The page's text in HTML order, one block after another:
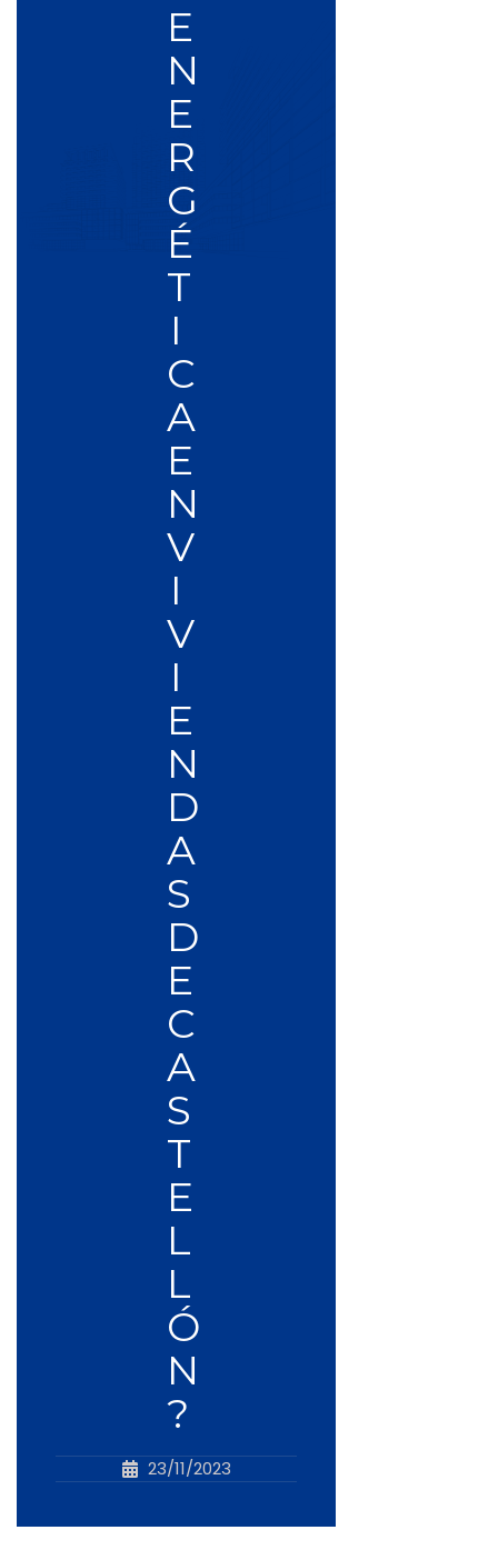
E
N
E
R
G
É
T
I
C
A
E
N
V
I
V
I
E
N
D
A
S
D
E
C
A
S
T
E
L
L
Ó
N
?
23/11/2023